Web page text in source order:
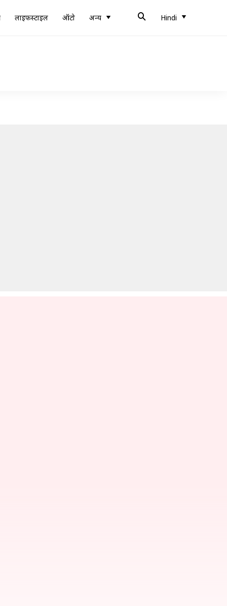
लाइफस्टाइल ऑटो अन्य Hindi